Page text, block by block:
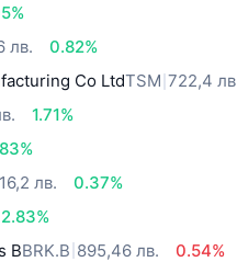
лв.
0.82%
Co LtdTSM 722,4
1.71%
лв.
0.37%
2.83%
BBRK.B 895,46 лв.
0.54%